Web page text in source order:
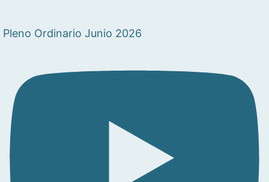
Pleno Ordinario Junio 2026